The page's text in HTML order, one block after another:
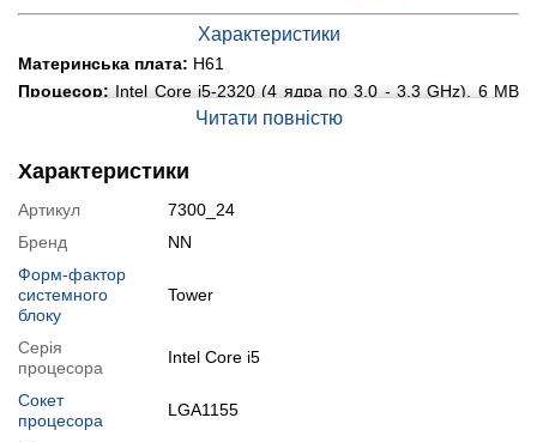
Характеристики
Материнська плата: H61
Процесор: Intel Core i5-2320 (4 ядра по 3.0 - 3.3 GHz), 6 MB
Постійна пам'ять:500 GB HDD
128-bit
Порти:
USB, Ethernet, Audio, DVI, HDMI
Оптичний привід:
Блок живлення:
350-450W
Стан:
звичайного використання)
Додатково:
корпус може бути одним із вказаних на фото,
Операційна система: замовити встановлення
Читати повністю
Характеристики
Артикул
7300_24
Бренд
NN
Форм-фактор
системного
блоку
Tower
Серія
процесора
Intel Core i5
Сокет
процесора
LGA1155